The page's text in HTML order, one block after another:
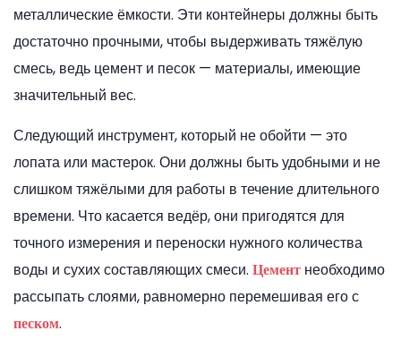
металлические ёмкости. Эти контейнеры должны быть
достаточно прочными, чтобы выдерживать тяжёлую
смесь, ведь цемент и песок — материалы, имеющие
значительный вес.
Следующий инструмент, который не обойти — это
лопата или мастерок. Они должны быть удобными и не
слишком тяжёлыми для работы в течение длительного
времени. Что касается ведёр, они пригодятся для
точного измерения и переноски нужного количества
воды и сухих составляющих смеси. Цемент необходимо
рассыпать слоями, равномерно перемешивая его с
песком.